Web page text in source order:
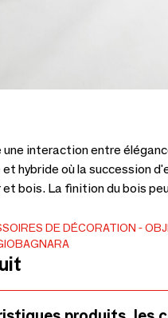
interaction entre
hybride où la succession
précieux (origine:
presque à un motif
demande.
DE DÉCORATION